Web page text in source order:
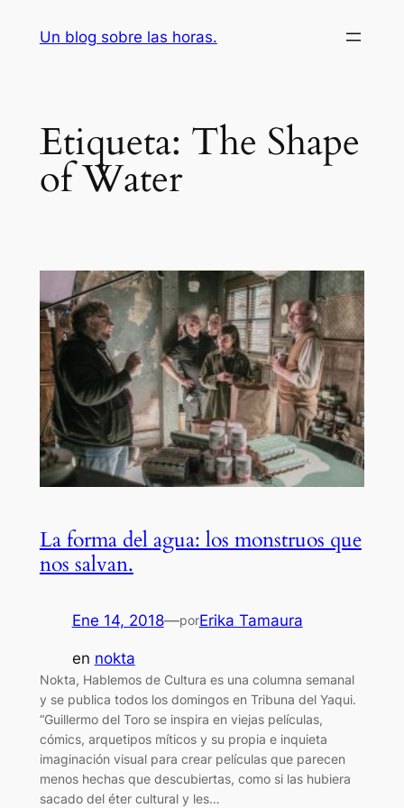
Un blog sobre las horas.
Etiqueta: The Shape
of Water
La forma del agua: los monstruos que
nos salvan.
Ene 14, 2018—porErika Tamaura
en nokta
Nokta, Hablemos de Cultura es una columna semanal
y se publica todos los domingos en Tribuna del Yaqui.
“Guillermo del Toro se inspira en viejas películas,
cómics, arquetipos míticos y su propia e inquieta
imaginación visual para crear películas que parecen
menos hechas que descubiertas, como si las hubiera
sacado del éter cultural y les…